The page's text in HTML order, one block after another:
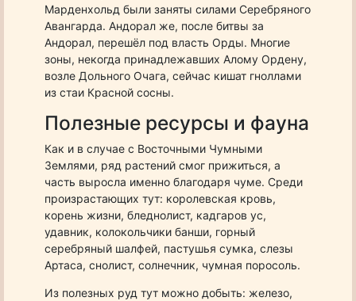
Марденхольд были заняты силами Серебряного
Авангарда. Андорал же, после битвы за
Андорал, перешёл под власть Орды. Многие
зоны, некогда принадлежавших Алому Ордену,
возле Дольного Очага, сейчас кишат гноллами
из стаи Красной сосны.
Полезные ресурсы и фауна
Как и в случае с Восточными Чумными
Землями, ряд растений смог прижиться, а
часть выросла именно благодаря чуме. Среди
произрастающих тут: королевская кровь,
корень жизни, бледнолист, кадгаров ус,
удавник, колокольчики банши, горный
серебряный шалфей, пастушья сумка, слезы
Артаса, снолист, солнечник, чумная поросоль.
Из полезных руд тут можно добыть: железо,